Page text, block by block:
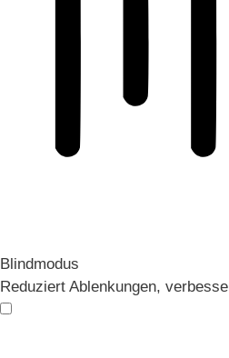
Blindmodus
Reduziert Ablenkungen,